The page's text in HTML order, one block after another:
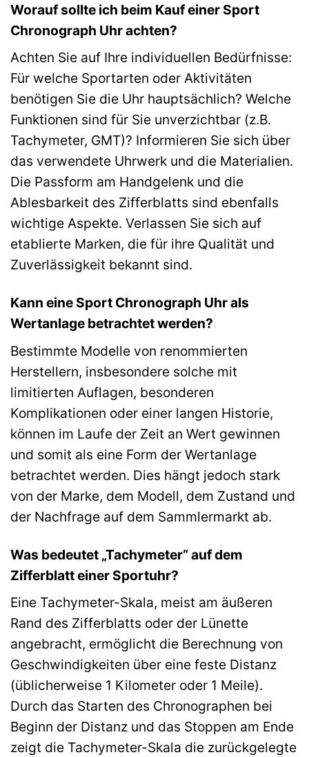
Worauf sollte ich beim Kauf einer Sport
Chronograph Uhr achten?
Achten Sie auf Ihre individuellen Bedürfnisse:
Für welche Sportarten oder Aktivitäten
benötigen Sie die Uhr hauptsächlich? Welche
Funktionen sind für Sie unverzichtbar (z.B.
Tachymeter, GMT)? Informieren Sie sich über
das verwendete Uhrwerk und die Materialien.
Die Passform am Handgelenk und die
Ablesbarkeit des Zifferblatts sind ebenfalls
wichtige Aspekte. Verlassen Sie sich auf
etablierte Marken, die für ihre Qualität und
Zuverlässigkeit bekannt sind.
Kann eine Sport Chronograph Uhr als
Wertanlage betrachtet werden?
Bestimmte Modelle von renommierten
Herstellern, insbesondere solche mit
limitierten Auflagen, besonderen
Komplikationen oder einer langen Historie,
können im Laufe der Zeit an Wert gewinnen
und somit als eine Form der Wertanlage
betrachtet werden. Dies hängt jedoch stark
von der Marke, dem Modell, dem Zustand und
der Nachfrage auf dem Sammlermarkt ab.
Was bedeutet „Tachymeter“ auf dem
Zifferblatt einer Sportuhr?
Eine Tachymeter-Skala, meist am äußeren
Rand des Zifferblatts oder der Lünette
angebracht, ermöglicht die Berechnung von
Geschwindigkeiten über eine feste Distanz
(üblicherweise 1 Kilometer oder 1 Meile).
Durch das Starten des Chronographen bei
Beginn der Distanz und das Stoppen am Ende
zeigt die Tachymeter-Skala die zurückgelegte